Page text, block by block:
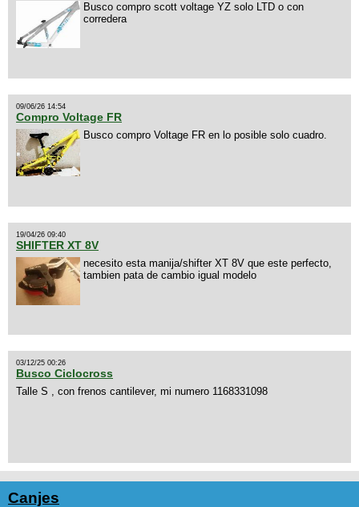
Busco compro scott voltage YZ solo LTD o con
corredera
09/06/26 14:54
Compro Voltage FR
Busco compro Voltage FR en lo posible solo cuadro.
19/04/26 09:40
SHIFTER XT 8V
necesito esta manija/shifter XT 8V que este perfecto,
tambien pata de cambio igual modelo
03/12/25 00:26
Busco Ciclocross
Talle S , con frenos cantilever, mi numero 1168331098
Canjes